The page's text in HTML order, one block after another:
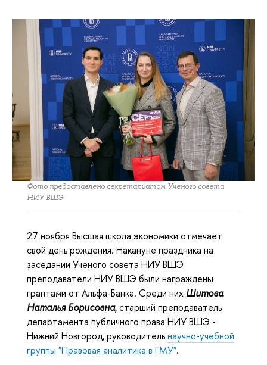
Фото предоставлено секретариатом Ученого совета
НИУ ВШЭ
27 ноября Высшая школа экономики отмечает
свой день рождения. Накануне праздника на
заседании Ученого совета НИУ ВШЭ
преподаватели НИУ ВШЭ были награждены
грантами от Альфа-Банка. Среди них Шитова
Наталья Борисовна, старший преподаватель
департамента публичного права НИУ ВШЭ -
Нижний Новгород, руководительнаучно-учебной
группы "Правовая аналитика в ГМУ".